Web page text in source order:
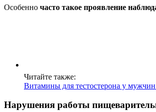
Особенно часто такое проявление
Читайте также:
Витамины для тестостерона у
Нарушения работы